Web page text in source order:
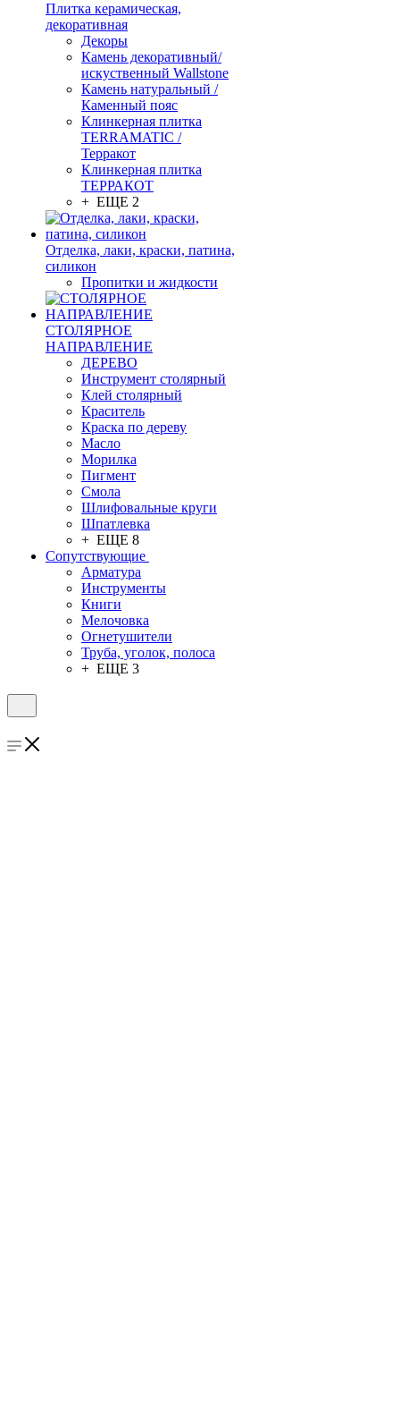
Плитка керамическая,
декоративная
Декоры
Камень декоративный/
искуственный Wallstone
Камень натуральный /
Каменный пояс
Клинкерная плитка
TERRAMATIC /
Терракот
Клинкерная плитка
ТЕРРАКОТ
+ ЕЩЕ 2
Отделка, лаки, краски, патина,
силикон
Пропитки и жидкости
СТОЛЯРНОЕ
НАПРАВЛЕНИЕ
ДЕРЕВО
Инструмент столярный
Клей столярный
Краситель
Краска по дереву
Масло
Морилка
Пигмент
Смола
Шлифовальные круги
Шпатлевка
+ ЕЩЕ 8
Сопутствующие
Арматура
Инструменты
Книги
Мелочовка
Огнетушители
Труба, уголок, полоса
+ ЕЩЕ 3